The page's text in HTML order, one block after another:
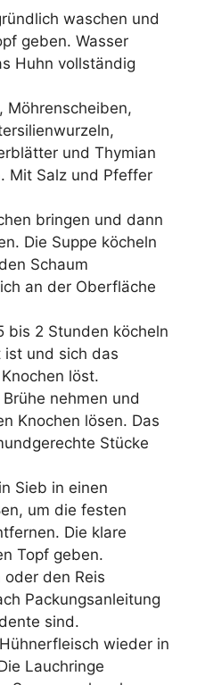
waschen und
geben. Wasser
Huhn vollständig
Möhrenscheiben,
und Thymian
Mit Salz und Pfeffer
bringen und dann
Die Suppe köcheln
Schaum
an der Oberfläche
bis 2 Stunden köcheln
ist und sich das
löst.
nehmen und
Knochen lösen. Das
Stücke
Sieb in einen
um die festen
Die klare
Topf geben.
oder den Reis
Packungsanleitung
sind.
wieder in
Lauchringe